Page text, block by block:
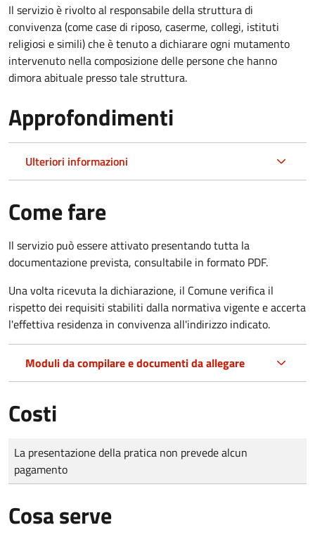
Il servizio è rivolto al responsabile della struttura di
convivenza (come case di riposo, caserme, collegi, istituti
religiosi e simili) che è tenuto a dichiarare ogni mutamento
intervenuto nella composizione delle persone che hanno
dimora abituale presso tale struttura.
Approfondimenti
Ulteriori informazioni
Come fare
Il servizio può essere attivato presentando tutta la
documentazione prevista, consultabile in formato PDF.
Una volta ricevuta la dichiarazione, il Comune verifica il
rispetto dei requisiti stabiliti dalla normativa vigente e accerta
l'effettiva residenza in convivenza all'indirizzo indicato.
Moduli da compilare e documenti da allegare
Costi
Tipo di pagamento
Importo
La presentazione della pratica non prevede alcun
pagamento
Cosa serve